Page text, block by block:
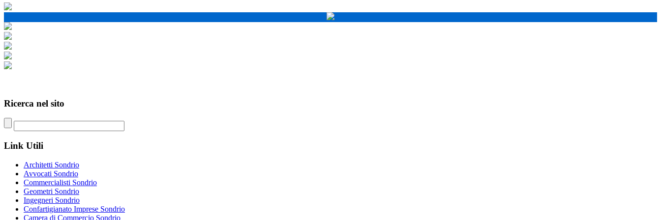
Ricerca nel sito
Link Utili
Architetti Sondrio
Avvocati Sondrio
Commercialisti Sondrio
Geometri Sondrio
Ingegneri Sondrio
Confartigianato Imprese Sondrio
Camera di Commercio Sondrio